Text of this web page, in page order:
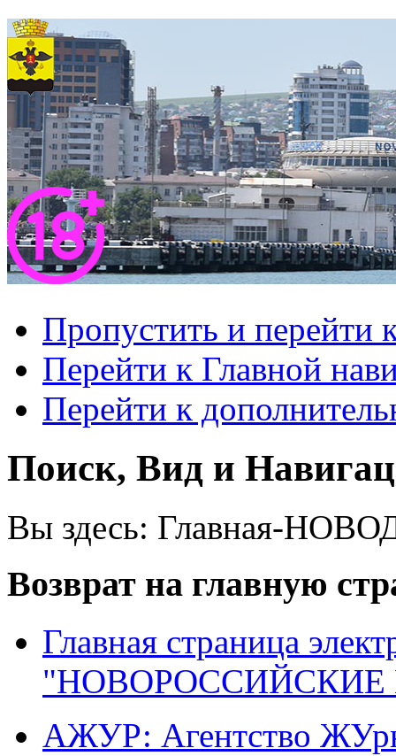
Пропустить и перейти
Перейти к Главной
Перейти к
Поиск, Вид и
Вы здесь: Главная-
Возврат на главную
Главная страница
"НОВОРОССИЙСКИЕ
АЖУР: Агентство